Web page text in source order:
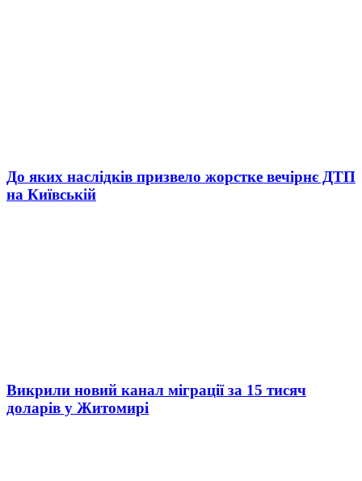
До яких наслідків призвело жорстке вечірнє ДТП
на Київській
Викрили новий канал міграції за 15 тисяч
доларів у Житомирі